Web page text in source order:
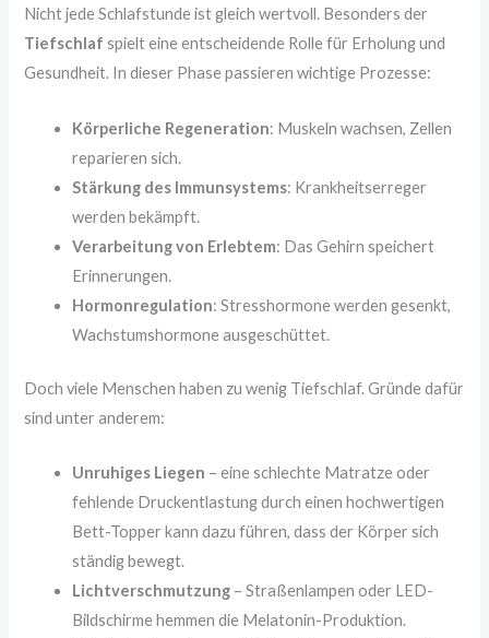
Nicht jede Schlafstunde ist gleich wertvoll. Besonders der
Tiefschlaf spielt eine entscheidende Rolle für Erholung und
Gesundheit. In dieser Phase passieren wichtige Prozesse:
Körperliche Regeneration: Muskeln wachsen, Zellen
reparieren sich.
Stärkung des Immunsystems: Krankheitserreger
werden bekämpft.
Verarbeitung von Erlebtem: Das Gehirn speichert
Erinnerungen.
Hormonregulation: Stresshormone werden gesenkt,
Wachstumshormone ausgeschüttet.
Doch viele Menschen haben zu wenig Tiefschlaf. Gründe dafür
sind unter anderem:
Unruhiges Liegen – eine schlechte Matratze oder
fehlende Druckentlastung durch einen hochwertigen
Bett-Topper kann dazu führen, dass der Körper sich
ständig bewegt.
Lichtverschmutzung – Straßenlampen oder LED-
Bildschirme hemmen die Melatonin-Produktion.